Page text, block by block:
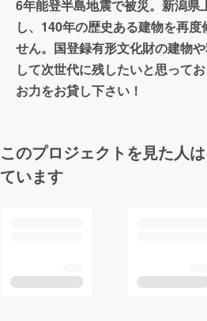
6年能登半島地震で被災。新潟県
し、140年の歴史ある建物を再度
せん。国登録有形文化財の建物
して次世代に残したいと思って
お力をお貸し下さい！
このプロジェクトを見た人
ています